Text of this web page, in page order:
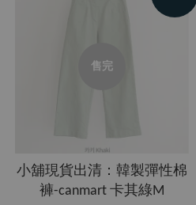
售完
小舖現貨出清：韓製彈性棉
褲-canmart 卡其綠M